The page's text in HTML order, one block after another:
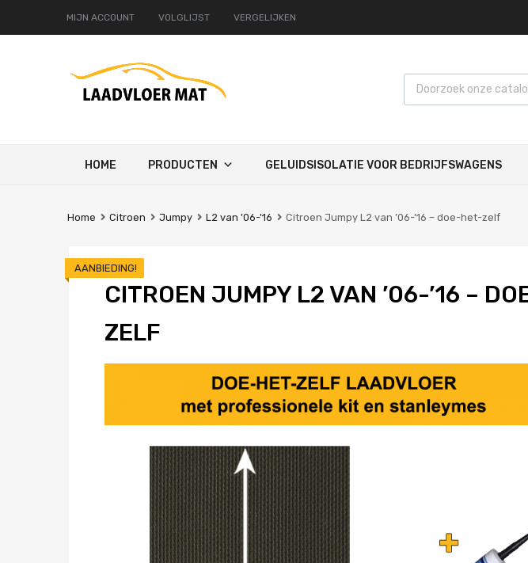
MIJN ACCOUNT VOLGLIJST VERGELIJKEN
Products search
HOME PRODUCTEN GELUIDSISOLATIE VOOR BEDRIJFSWAGENS
Home Citroen Jumpy L2 van '06-'16 Citroen Jumpy L2 van ’06-’16 – doe-het-zelf
CITROEN JUMPY L2 VAN ’06-’16 –
ZELF
AANBIEDING!